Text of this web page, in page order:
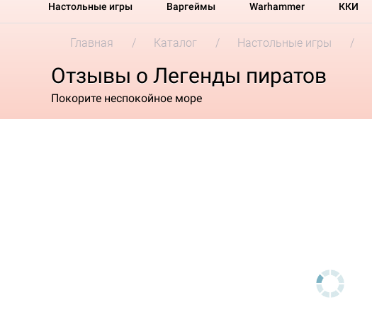
Настольные игры Варгеймы Warhammer ККИ
Главная Каталог Настольные игры
Отзывы о Легенды пиратов
Покорите неспокойное море